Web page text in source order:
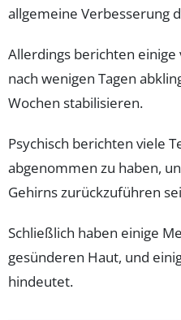
allgemeine Verbesserung
Allerdings berichten einige
nach wenigen Tagen
Wochen stabilisieren.
Psychisch berichten viele
abgenommen zu haben,
Gehirns zurückzuführen
Schließlich haben einige
gesünderen Haut, und
hindeutet.